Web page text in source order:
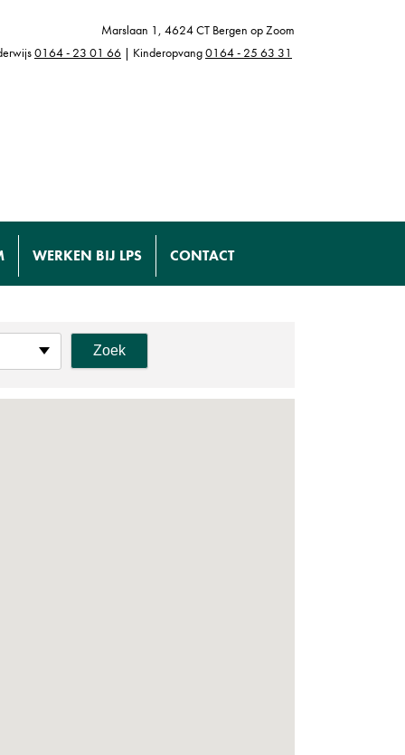
Marslaan 1, 4624 CT Bergen op Zoom
0164 - 23 01 66 | Kinderopvang0164 - 25 63 31
WERKEN BIJ LPS CONTACT